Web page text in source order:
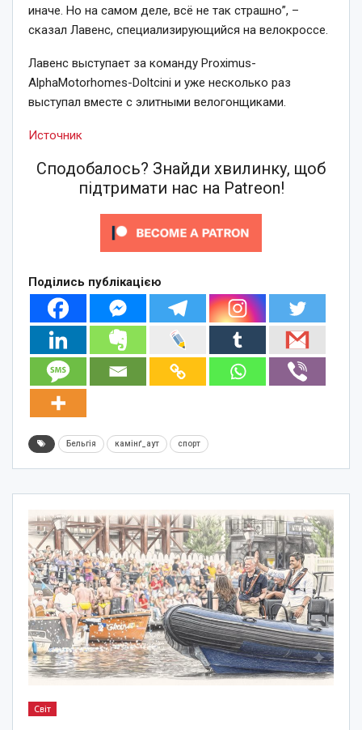
иначе. Но на самом деле, всё не так страшно”, –
сказал Лавенс, специализирующийся на велокроссе.
Лавенс выступает за команду Proximus-
AlphaMotorhomes-Doltcini и уже несколько раз
выступал вместе с элитными велогонщиками.
Источник
Сподобалось? Знайди хвилинку, щоб
підтримати нас на Patreon!
Поділись публікацією
Бельгія камінґ_аут спорт
Світ